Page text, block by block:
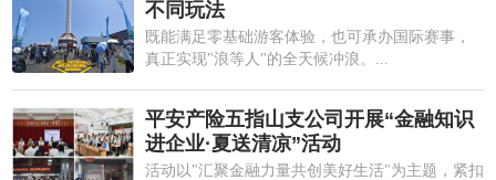
不同玩法
既能满足零基础游客体验，也可承办国际赛事，
真正实现"浪等人"的全天候冲浪。...
平安产险五指山支公司开展“金融知识
进企业·夏送清凉”活动
活动以"汇聚金融力量共创美好生活"为主题，紧扣